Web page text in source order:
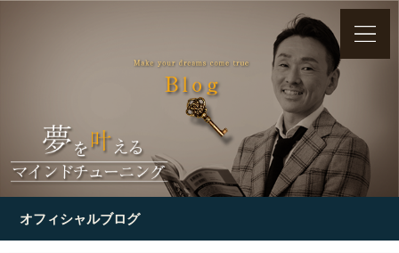
オフィシャルブログ